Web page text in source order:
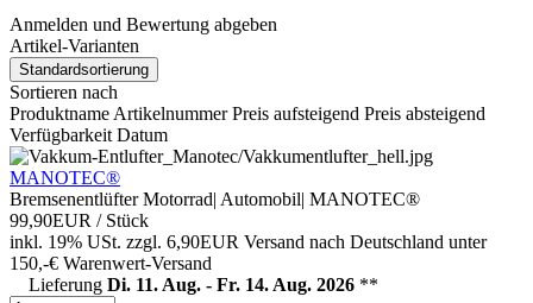
Anmelden und Bewertung abgeben
Artikel-Varianten
Standardsortierung
Sortieren nach
Produktname Artikelnummer Preis aufsteigend Preis absteigend
Verfügbarkeit Datum
MANOTEC®
Bremsenentlüfter Motorrad| Automobil| MANOTEC®
99,90EUR / Stück
inkl. 19% USt. zzgl. 6,90EUR Versand nach Deutschland unter
150,-€ Warenwert-Versand
Lieferung Di. 11. Aug. - Fr. 14. Aug. 2026 **